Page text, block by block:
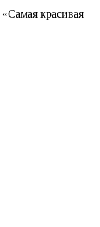
«Самая красивая